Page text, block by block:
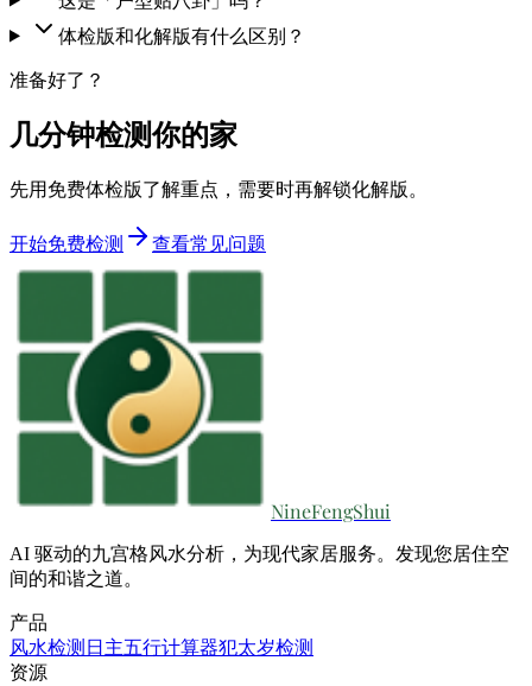
体检版和化解版有什么区别？
准备好了？
几分钟检测你的家
先用免费体检版了解重点，需要时再解锁化解版。
开始免费检测 查看常见问题
NineFengShui
AI 驱动的九宫格风水分析，为现代家居服务。发现您居住空
间的和谐之道。
产品
风水检测 日主五行计算器犯太岁检测
资源